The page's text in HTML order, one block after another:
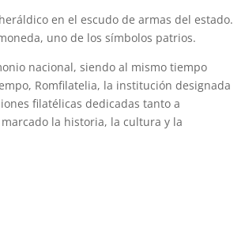
en el escudo de armas del estado.
uno de los símbolos patrios.
nacional, siendo al mismo tiempo
Romfilatelia, la institución designada
filatélicas dedicadas tanto a
la historia, la cultura y la